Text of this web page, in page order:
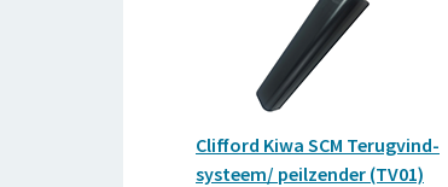
Clifford Kiwa SCM Terugvind-
systeem/ peilzender (TV01)